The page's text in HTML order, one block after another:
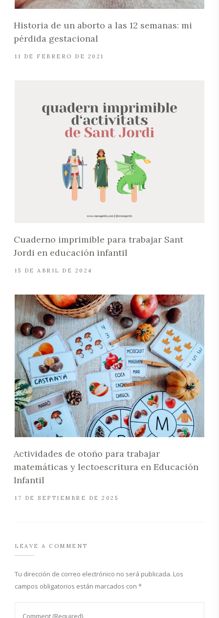
Historia de un aborto a las 12 semanas: mi
pérdida gestacional
11 DE FEBRERO DE 2021
Cuaderno imprimible para trabajar Sant
Jordi en educación infantil
15 DE ABRIL DE 2024
Actividades de otoño para trabajar
matemáticas y lectoescritura en Educación
Infantil
17 DE SEPTIEMBRE DE 2025
LEAVE A COMMENT
Tu dirección de correo electrónico no será publicada. Los
campos obligatorios están marcados con *